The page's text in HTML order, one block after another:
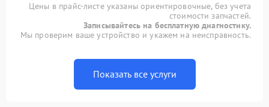
Цены в прайс-листе указаны ориентировочные, без учета
стоимости запчастей.
Записывайтесь на бесплатную диагностику.
Мы проверим ваше устройство и укажем на неисправность.
Показать все услуги